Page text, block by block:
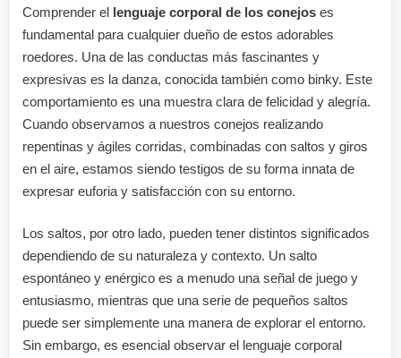
Comprender el lenguaje corporal de los conejos es
fundamental para cualquier dueño de estos adorables
roedores. Una de las conductas más fascinantes y
expresivas es la danza, conocida también como binky. Este
comportamiento es una muestra clara de felicidad y alegría.
Cuando observamos a nuestros conejos realizando
repentinas y ágiles corridas, combinadas con saltos y giros
en el aire, estamos siendo testigos de su forma innata de
expresar euforia y satisfacción con su entorno.
Los saltos, por otro lado, pueden tener distintos significados
dependiendo de su naturaleza y contexto. Un salto
espontáneo y enérgico es a menudo una señal de juego y
entusiasmo, mientras que una serie de pequeños saltos
puede ser simplemente una manera de explorar el entorno.
Sin embargo, es esencial observar el lenguaje corporal